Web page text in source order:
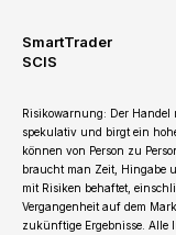
SmartTrader
SCIS
Risikowarnung: Der Handel
spekulativ und birgt ein
können von Person zu
braucht man Zeit, Hingabe
mit Risiken behaftet,
Vergangenheit auf dem
zukünftige Ergebnisse. Alle